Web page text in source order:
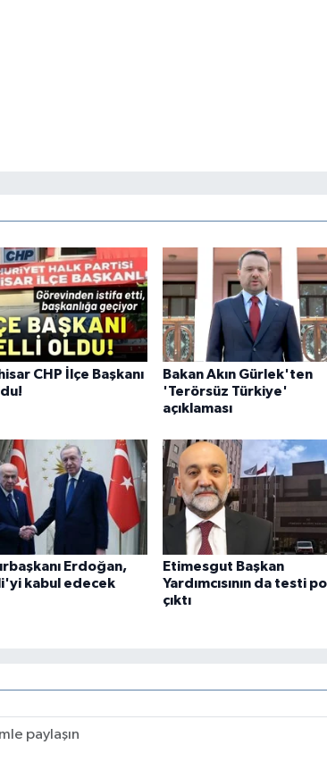
CHP İlçe Başkanı
Bakan Akın Gürlek'ten
'Terörsüz Türkiye'
açıklaması
Erdoğan,
kabul edecek
Etimesgut Başkan
Yardımcısının da testi
çıktı